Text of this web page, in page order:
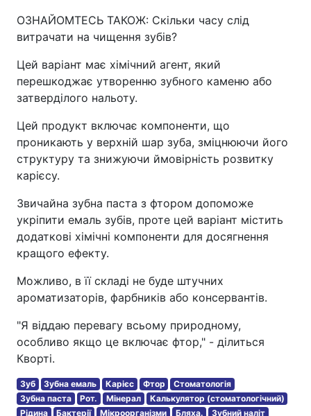
ОЗНАЙОМТЕСЬ ТАКОЖ: Скільки часу слід
витрачати на чищення зубів?
Цей варіант має хімічний агент, який
перешкоджає утворенню зубного каменю або
затверділого нальоту.
Цей продукт включає компоненти, що
проникають у верхній шар зуба, зміцнюючи його
структуру та знижуючи ймовірність розвитку
карієсу.
Звичайна зубна паста з фтором допоможе
укріпити емаль зубів, проте цей варіант містить
додаткові хімічні компоненти для досягнення
кращого ефекту.
Можливо, в її складі не буде штучних
ароматизаторів, фарбників або консервантів.
"Я віддаю перевагу всьому природному,
особливо якщо це включає фтор," - ділиться
Кворті.
Зуб Зубна емаль Карієс Фтор
Стоматологія
Зубна паста
Рот. Мінерал
Калькулятор (стоматологічний)
Рідина
Бактерії Мікроорганізми Бляха. Зубний наліт